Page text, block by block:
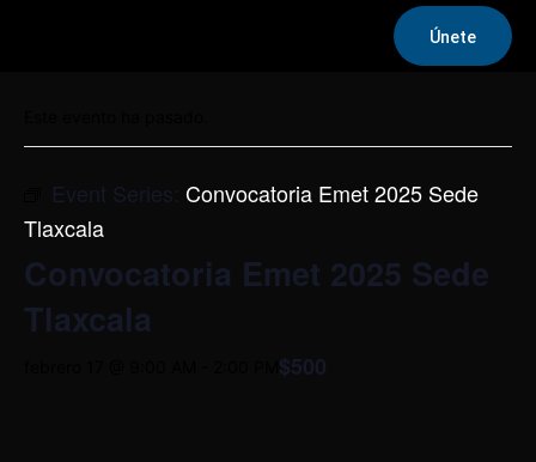
Únete
Event Series: Convocatoria Emet 2025 Sede
Tlaxcala
Convocatoria Emet 2025 Sede
Tlaxcala
$500